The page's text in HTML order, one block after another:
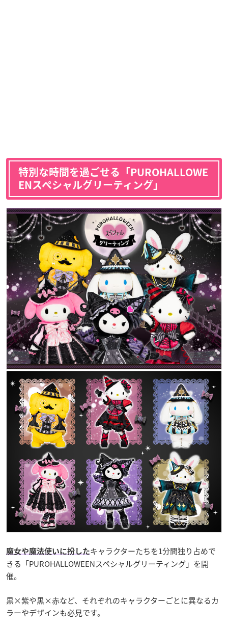
特別な時間を過ごせる「PUROHALLOWE
ENスペシャルグリーティング」
魔女や魔法使いに扮したキャラクターたちを1分間独り占めで
きる「PUROHALLOWEENスペシャルグリーティング」を開
催。
黒×紫や黒×赤など、それぞれのキャラクターごとに異なるカ
ラーやデザインも必見です。